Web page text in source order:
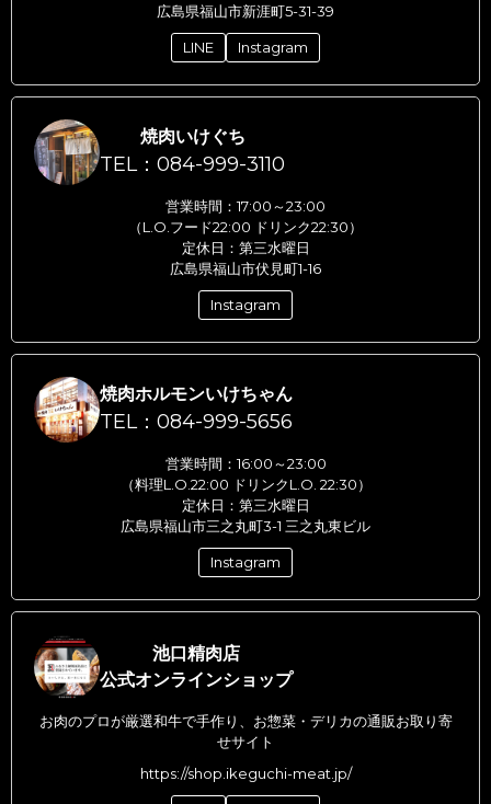
広島県福山市新涯町5-31-39
LINE Instagram
焼肉いけぐち
TEL：084-999-3110
営業時間：17:00～23:00
（L.O.フード22:00 ドリンク22:30）
定休日：第三水曜日
広島県福山市伏見町1-16
Instagram
焼肉ホルモンいけちゃん
TEL：084-999-5656
営業時間：16:00～23:00
（料理L.O.22:00 ドリンクL.O. 22:30）
定休日：第三水曜日
広島県福山市三之丸町3-1 三之丸東ビル
Instagram
池口精肉店
公式オンラインショップ
お肉のプロが厳選和牛で手作り、お惣菜・デリカの通販お取り寄
せサイト
https://shop.ikeguchi-meat.jp/